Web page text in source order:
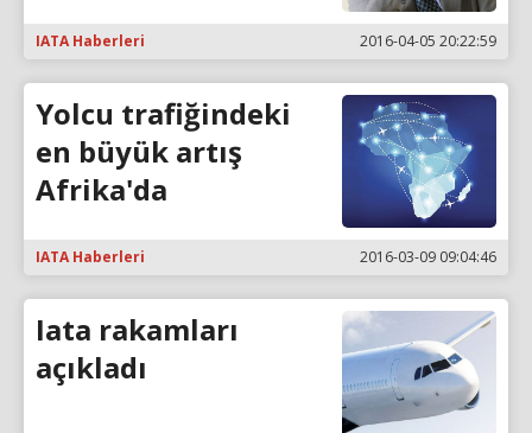
IATA Haberleri 2016-04-05 20:22:59
Yolcu trafiğindeki
en büyük artış
Afrika'da
IATA Haberleri 2016-03-09 09:04:46
Iata rakamları
açıkladı